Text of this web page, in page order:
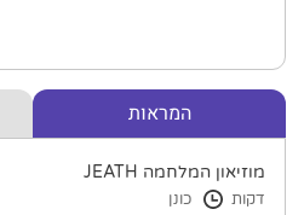
המראות
מוזיאון המלחמה JEATH
דקות כונן